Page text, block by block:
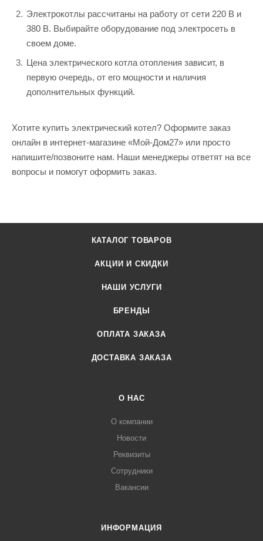
Электрокотлы рассчитаны на работу от сети 220 В и
380 В. Выбирайте оборудование под электросеть в
своем доме.
Цена электрического котла отопления зависит, в
первую очередь, от его мощности и наличия
дополнительных функций.
Хотите купить электрический котел? Оформите заказ
онлайн в интернет-магазине «Мой-Дом27» или просто
напишите/позвоните нам. Наши менеджеры ответят на все
вопросы и помогут оформить заказ.
КАТАЛОГ ТОВАРОВ
АКЦИИ И СКИДКИ
НАШИ УСЛУГИ
БРЕНДЫ
ОПЛАТА ЗАКАЗА
ДОСТАВКА ЗАКАЗА
О НАС
О компании
Новости
Реквизиты
Сотрудники
Вакансии
ИНФОРМАЦИЯ